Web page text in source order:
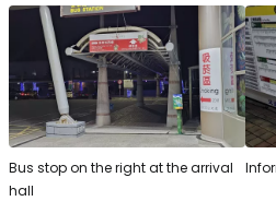
Bus stop on the right at the arrival
hall